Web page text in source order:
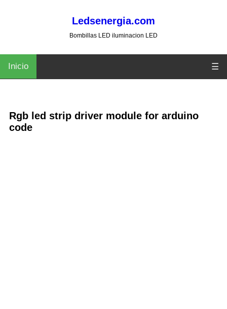
Ledsenergia.com
Bombillas LED iluminacion LED
Inicio ☰
Rgb led strip driver module for arduino
code